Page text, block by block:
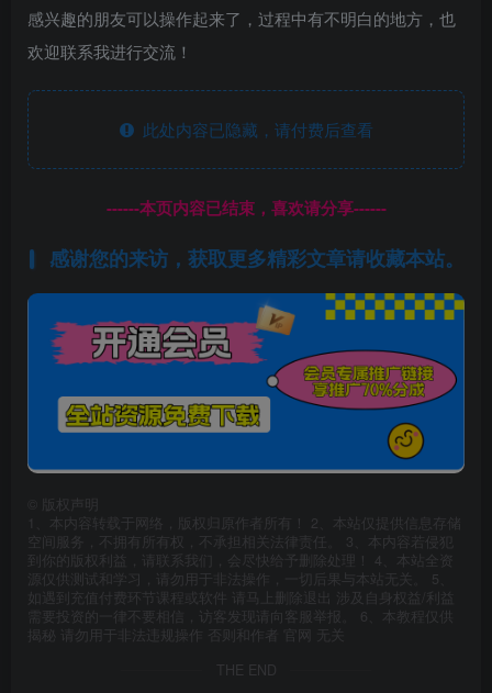
感兴趣的朋友可以操作起来了，过程中有不明白的地方，也
欢迎联系我进行交流！
此处内容已隐藏，请付费后查看
------本页内容已结束，喜欢请分享------
感谢您的来访，获取更多精彩文章请收藏本站。
版权声明
1、本内容转载于网络，版权归原作者所有！ 2、本站仅提供信息存储
空间服务，不拥有所有权，不承担相关法律责任。 3、本内容若侵犯
到你的版权利益，请联系我们，会尽快给予删除处理！ 4、本站全资
源仅供测试和学习，请勿用于非法操作，一切后果与本站无关。 5、
如遇到充值付费环节课程或软件 请马上删除退出 涉及自身权益/利益
需要投资的一律不要相信，访客发现请向客服举报。 6、本教程仅供
揭秘 请勿用于非法违规操作 否则和作者 官网 无关
THE END